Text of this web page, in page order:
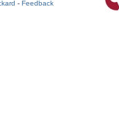
- Feedback